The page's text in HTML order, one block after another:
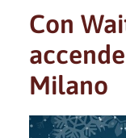
Con
Milano